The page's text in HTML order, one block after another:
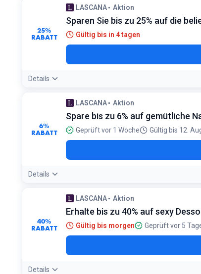
25%
RABATT
LASCANA Aktion
Sparen Sie bis zu 25% auf die
Gültig bis in 4 tagen
Details
6%
RABATT
LASCANA Aktion
Spare bis zu 6% auf gemütliche
Geprüft vor 1 Woche Gültig bis 12.
Details
40%
RABATT
LASCANA Aktion
Erhalte bis zu 40% auf sexy
Gültig bis morgen Geprüft vor 5
Details